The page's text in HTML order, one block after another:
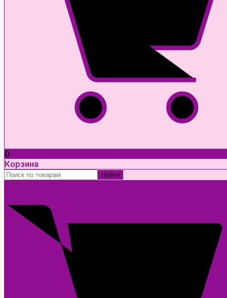
0
Корзина
Найти